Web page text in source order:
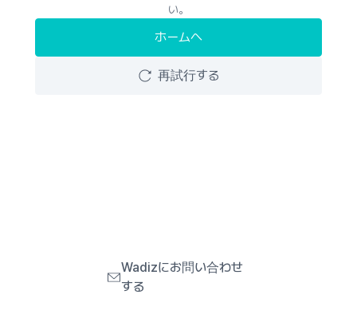
い。
ホームへ
再試行する
Wadizにお問い合わせ
する